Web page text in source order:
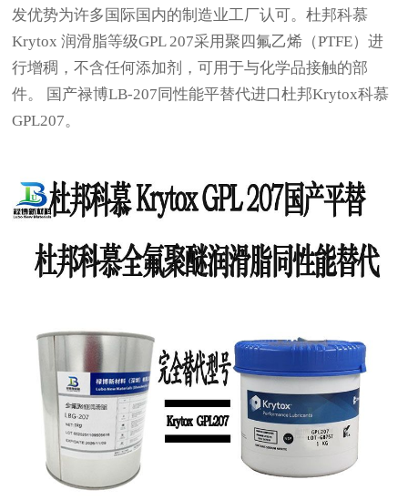
发优势为许多国际国内的制造业工厂认可。杜邦科慕
Krytox 润滑脂等级GPL 207采用聚四氟乙烯（PTFE）进
行增稠，不含任何添加剂，可用于与化学品接触的部
件。 国产禄博LB-207同性能平替代进口杜邦Krytox科慕
GPL207。